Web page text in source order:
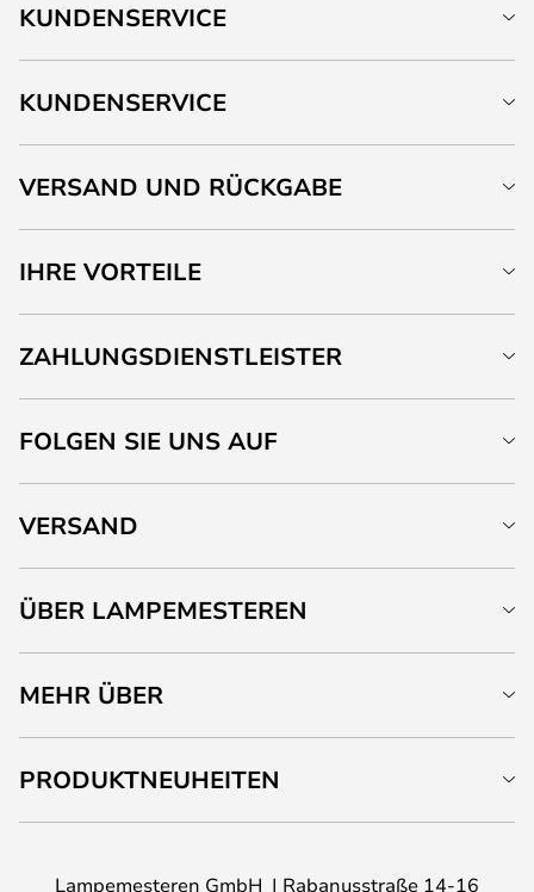
KUNDENSERVICE
KUNDENSERVICE
VERSAND UND RÜCKGABE
IHRE VORTEILE
ZAHLUNGSDIENSTLEISTER
FOLGEN SIE UNS AUF
VERSAND
ÜBER LAMPEMESTEREN
MEHR ÜBER
PRODUKTNEUHEITEN
Lampemesteren GmbH Rabanusstraße 14-16